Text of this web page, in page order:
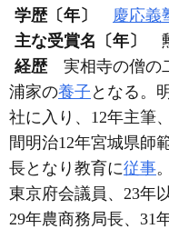
学歴〔年〕
慶応義
主な受賞名〔年〕
経歴
実相寺の僧の
浦家の養子 となる。
社に入り、12年主筆
間明治12年宮城県師
長となり教育に従事
東京府会議員、23年
29年農商務局長、31